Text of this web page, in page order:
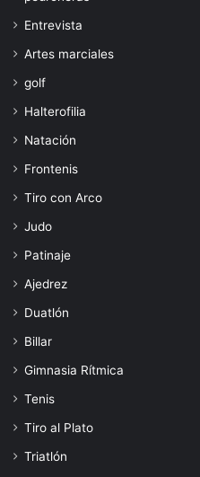
Entrevista
Artes marciales
golf
Halterofilia
Natación
Frontenis
Tiro con Arco
Judo
Patinaje
Ajedrez
Duatlón
Billar
Gimnasia Rítmica
Tenis
Tiro al Plato
Triatlón